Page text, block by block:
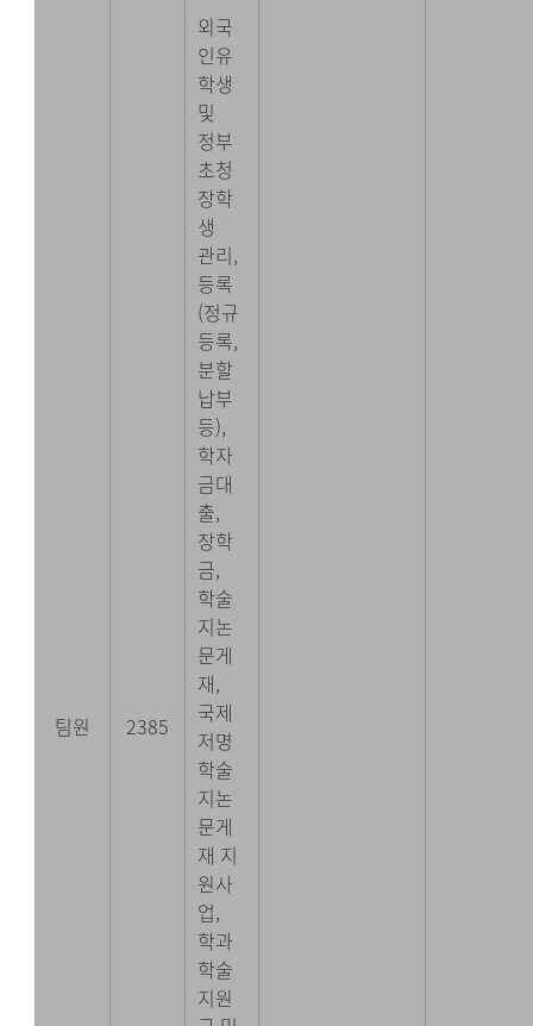
팀원 2385
외국
인유
학생
및
정부
초청
장학
생
관리,
등록
(정규
등록,
분할
납부
등),
학자
금대
출,
장학
금,
학술
지논
문게
재,
국제
저명
학술
지논
문게
재 지
원사
업,
학과
학술
지원